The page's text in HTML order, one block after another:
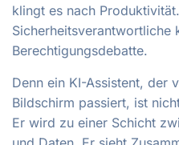
klingt es nach
Sicherheitsverantwortliche
Berechtigungsdebatte.
Denn ein KI-Assistent, der
Bildschirm passiert, ist
Er wird zu einer Schicht